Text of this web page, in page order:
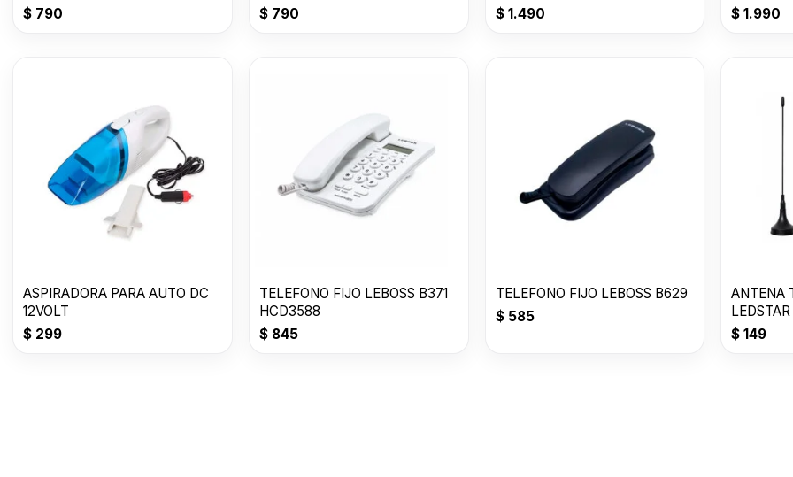
$ 790
$790
$1.490
$ 1.990
ASPIRADORA PARA AUTO DC
12VOLT
$ 299
TELEFONO FIJO LEBOSS B371
HCD3588
$845
TELEFONO FIJO LEBOSS B629
$585
ANTENA
$ 149